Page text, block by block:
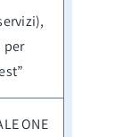
per
ONE